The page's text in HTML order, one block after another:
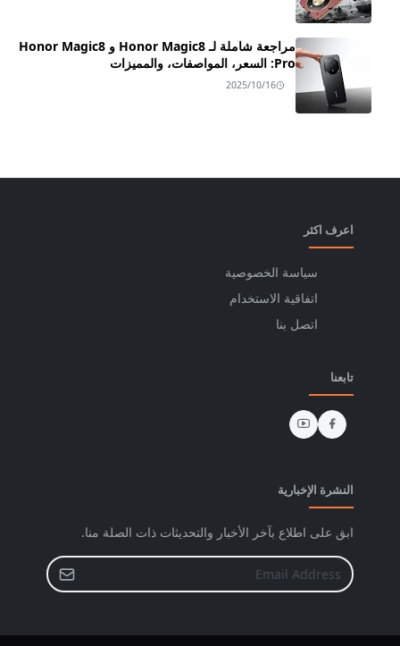
مراجعة شاملة لـ Honor Magic8 و Honor Magic8
Pro: السعر، المواصفات، والمميزات
2025/10/16
اعرف اكثر
سياسة الخصوصية
اتفاقية الاستخدام
اتصل بنا
تابعنا
النشرة الإخبارية
ابق على اطلاع بآخر الأخبار والتحديثات ذات الصلة منا.